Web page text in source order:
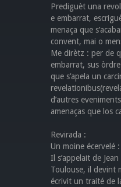
Prediguèt una
e embarrat,
menaça que
convent, mai o
Me dirètz : per de
embarrat, sus
que s’apela un
d’autres
amenaças que los
Revirada :
Un moine écervelé :
Il s’appelait de
Toulouse, il devint
écrivit un traité de